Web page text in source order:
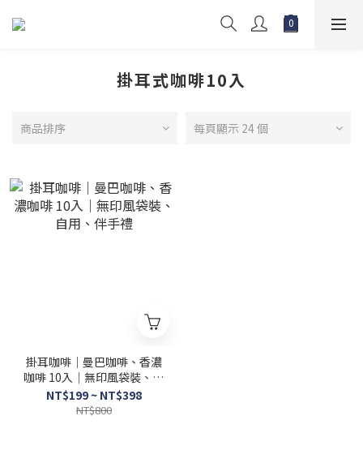
掛耳式咖啡10入
商品排序 每頁顯示 24 個
掛耳咖啡｜曼巴咖啡、香濃
咖啡 10入｜無印風袋裝、自
用、伴手禮
NT$199 ~ NT$398
NT$800